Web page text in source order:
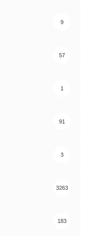
9
57
1
91
3
3263
183